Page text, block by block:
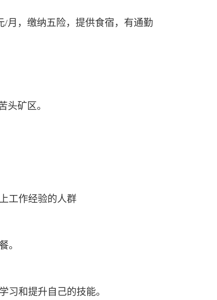
/月，缴纳五险，提供食宿，有通勤
头矿区。
工作经验的人群
。
习和提升自己的技能。